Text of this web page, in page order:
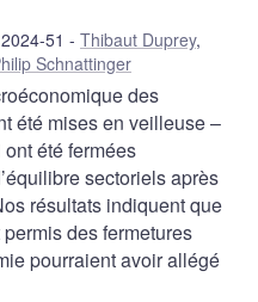
51 Thibaut Duprey,
Schnattinger
des
été mises en veilleuse –
été fermées
sectoriels après
résultats indiquent que
des fermetures
pourraient avoir allégé